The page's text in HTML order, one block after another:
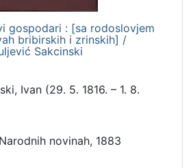
gospodari : [sa rodoslovjem
bribirskih i zrinskih] /
Sakcinski
Ivan (29. 5. 1816. – 1. 8.
novinah, 1883